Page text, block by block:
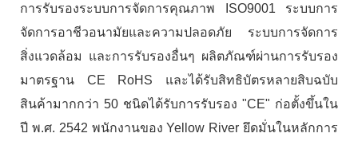
การรับรองระบบการจัดการคุณภาพ ISO9001 ระบบการ
จัดการอาชีวอนามัยและความปลอดภัย ระบบการจัดการ
สิ่งแวดล้อม และการรับรองอื่นๆ ผลิตภัณฑ์ผ่านการรับรอง
มาตรฐาน CE RoHS และได้รับสิทธิบัตรหลายสิบฉบับ
สินค้ามากกว่า 50 ชนิดได้รับการรับรอง "CE" ก่อตั้งขึ้นใน
ปี พ.ศ. 2542 พนักงานของ Yellow River ยึดมั่นในหลักการ